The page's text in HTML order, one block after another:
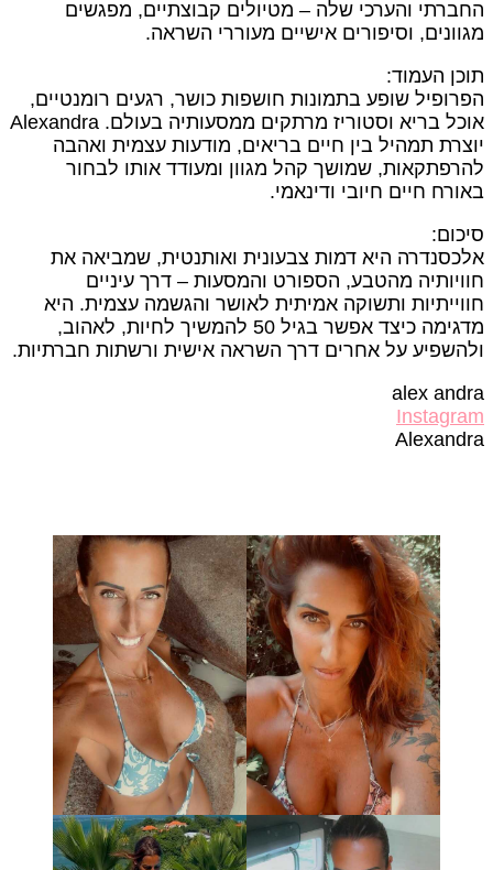
והערכי שלה – מטיולים קבוצתיים, מפגשים
וסיפורים אישיים מעוררי השראה.
העמוד:
שופע בתמונות חושפות כושר, רגעים רומנטיים,
אוכל בריא וסטוריז מרתקים ממסעותיה בעולם. Alexandra
תמהיל בין חיים בריאים, מודעות עצמית ואהבה
שמושך קהל מגוון ומעודד אותו לבחור
חיים חיובי ודינאמי.
היא דמות צבעונית ואותנטית, שמביאה את
מהטבע, הספורט והמסעות – דרך עיניים
ותשוקה אמיתית לאושר והגשמה עצמית. היא
מדגימה כיצד אפשר בגיל 50 להמשיך לחיות, לאהוב,
על אחרים דרך השראה אישית ורשתות חברתיות.​
alex